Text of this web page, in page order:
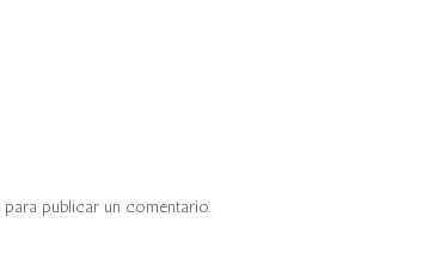
para publicar un comentario.